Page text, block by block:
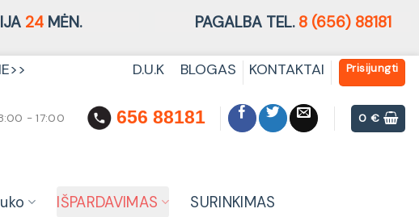
24MĖN. PAGALBA TEL. 8 (656) 88181
D.U.K BLOGAS KONTAKTAI Prisijungti
- 17:00 656 88181 0€
IŠPARDAVIMAS SURINKIMAS